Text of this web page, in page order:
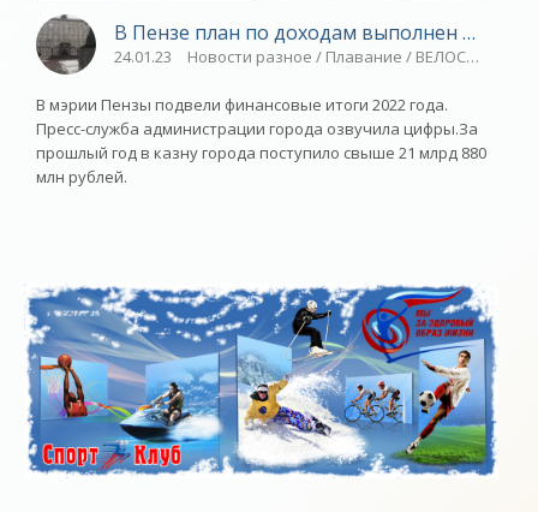
В Пензе план по доходам выполнен на 107
24.01.23 Новости разное / Плавание / ВЕЛОСПОРТ /
В мэрии Пензы подвели финансовые итоги 2022 года.
Пресс-служба администрации города озвучила цифры.За
прошлый год в казну города поступило свыше 21 млрд 880
млн рублей.